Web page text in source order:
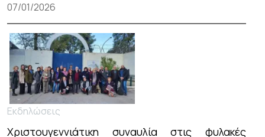
07/01/2026
Εκδηλώσεις
Χριστουγεννιάτικη συναυλία στις φυλακές